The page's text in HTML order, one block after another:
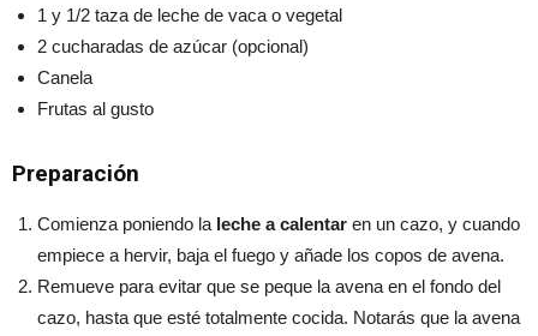
1 y 1/2 taza de leche de vaca o vegetal
2 cucharadas de azúcar (opcional)
Canela
Frutas al gusto
Preparación
Comienza poniendo la leche a calentar en un cazo, y cuando
empiece a hervir, baja el fuego y añade los copos de avena.
Remueve para evitar que se peque la avena en el fondo del
cazo, hasta que esté totalmente cocida. Notarás que la avena